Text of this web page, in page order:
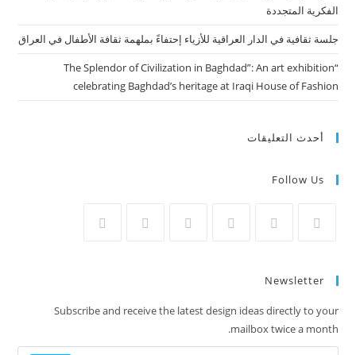
الفكرية المتجددة
جلسة ثقافية في الدار العراقية للأزياء إحتفاءً بملهمة ثقافة الأطفال في العراق
“The Splendor of Civilization in Baghdad”: An art exhibition
celebrating Baghdad’s heritage at Iraqi House of Fashion
أحدث التعليقات
Follow Us
Newsletter
Subscribe and receive the latest design ideas directly to your
mailbox twice a month.